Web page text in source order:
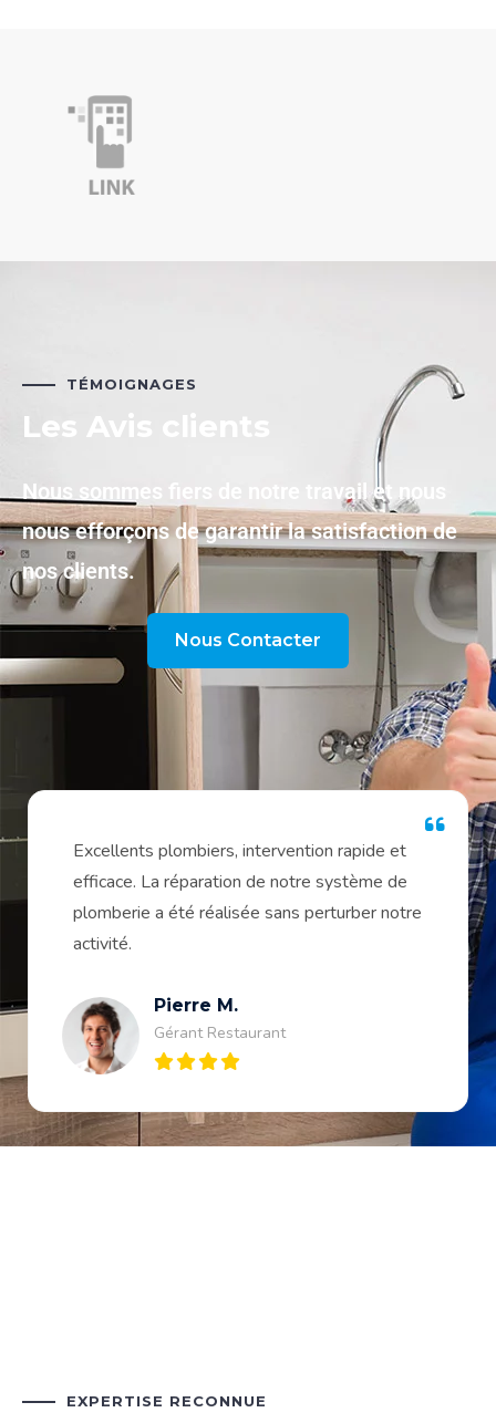
TÉMOIGNAGES
Les Avis clients
Nous sommes fiers de notre travail et nous
nous efforçons de garantir la satisfaction de
nos clients.
Nous Contacter
Excellents plombiers, intervention rapide et
efficace. La réparation de notre système de
plomberie a été réalisée sans perturber notre
activité.
Pierre M.
Gérant Restaurant
EXPERTISE RECONNUE